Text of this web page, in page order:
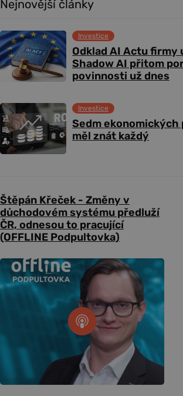
Nejnovější články
Odklad AI Actu firmy
Shadow AI přitom
povinnosti už dnes
Investice
Sedm ekonomických
měl znát každý
Investice
Štěpán Křeček - Změny v
důchodovém systému předluží
ČR, odnesou to pracující
(OFFLINE Podpultovka)